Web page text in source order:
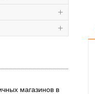
магазинов в